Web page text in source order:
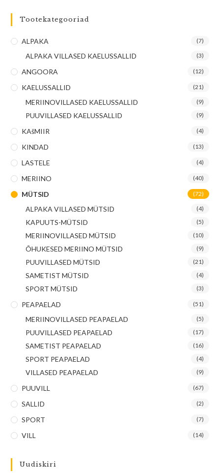
Tootekategooriad
ALPAKA (7)
ALPAKA VILLASED KAELUSSALLID (3)
ANGOORA (12)
KAELUSSALLID (21)
MERIINOVILLASED KAELUSSALLID (9)
PUUVILLASED KAELUSSALLID (9)
KAšMIIR (4)
KINDAD (13)
LASTELE (4)
MERIINO (40)
MÜTSID (72)
ALPAKA VILLASED MÜTSID (4)
KAPUUTS-MÜTSID (5)
MERIINOVILLASED MÜTSID (10)
ÕHUKESED MERIINO MÜTSID (9)
PUUVILLASED MÜTSID (21)
SAMETIST MÜTSID (4)
SPORT MÜTSID (3)
PEAPAELAD (51)
MERIINOVILLASED PEAPAELAD (5)
PUUVILLASED PEAPAELAD (17)
SAMETIST PEAPAELAD (16)
SPORT PEAPAELAD (4)
VILLASED PEAPAELAD (9)
PUUVILL (67)
SALLID (2)
SPORT (7)
VILL (14)
Uudiskiri